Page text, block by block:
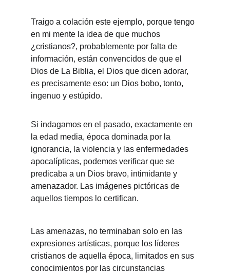
Traigo a colación este ejemplo, porque tengo
en mi mente la idea de que muchos
¿cristianos?, probablemente por falta de
información, están convencidos de que el
Dios de La Biblia, el Dios que dicen adorar,
es precisamente eso: un Dios bobo, tonto,
ingenuo y estúpido.
Si indagamos en el pasado, exactamente en
la edad media, época dominada por la
ignorancia, la violencia y las enfermedades
apocalípticas, podemos verificar que se
predicaba a un Dios bravo, intimidante y
amenazador. Las imágenes pictóricas de
aquellos tiempos lo certifican.
Las amenazas, no terminaban solo en las
expresiones artísticas, porque los líderes
cristianos de aquella época, limitados en sus
conocimientos por las circunstancias